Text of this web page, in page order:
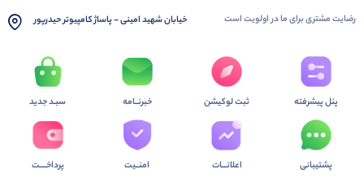
رضایت مشتری برای ما در اولویت است
خیابان شهید امینی - پاساژ کامپیوتر حیدرپور
پنل پیشرفته
پشتیبانی
ثبت لوکیشن
اعلانـــات
خبرنــامه
امنــیت
سبـد جدید
پرداخــــت